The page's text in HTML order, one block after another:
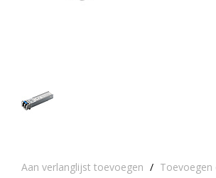
Aan verlanglijst toevoegen / Toevoegen